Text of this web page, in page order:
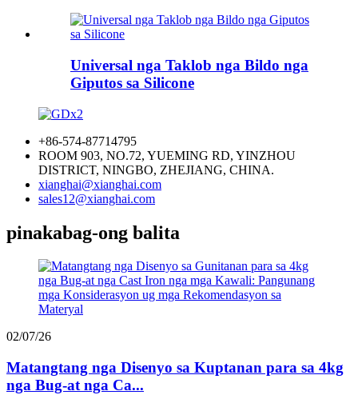
Universal nga Taklob nga Bildo nga
Giputos sa Silicone
+86-574-87714795
ROOM 903, NO.72, YUEMING RD, YINZHOU
DISTRICT, NINGBO, ZHEJIANG, CHINA.
xianghai@xianghai.com
sales12@xianghai.com
pinakabag-ong balita
02/07/26
Matangtang nga Disenyo sa Kuptanan para sa 4kg
nga Bug-at nga Ca...